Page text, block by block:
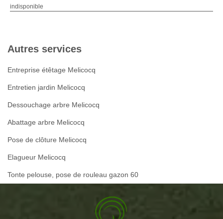
indisponible
Autres services
Entreprise étêtage Melicocq
Entretien jardin Melicocq
Dessouchage arbre Melicocq
Abattage arbre Melicocq
Pose de clôture Melicocq
Elagueur Melicocq
Tonte pelouse, pose de rouleau gazon 60